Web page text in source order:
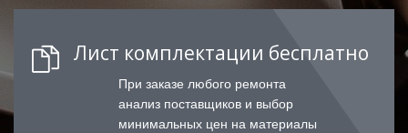
Лист комплектации бесплатно
При заказе любого ремонта
анализ поставщиков и выбор
минимальных цен на материалы